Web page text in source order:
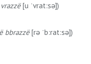
[u ˈvrat:sə])
bbrazzë[rə ˈb:rat:sə])